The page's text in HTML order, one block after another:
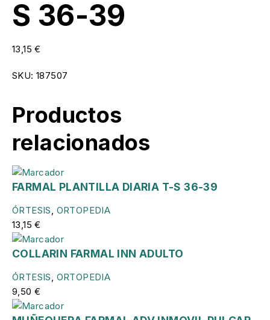
S 36-39
13,15€
SKU: 187507
Productos
relacionados
FARMAL PLANTILLA DIARIA T-S 36-39
ÓRTESIS, ORTOPEDIA
13,15€
COLLARIN FARMAL INN ADULTO
ÓRTESIS, ORTOPEDIA
9,50 €